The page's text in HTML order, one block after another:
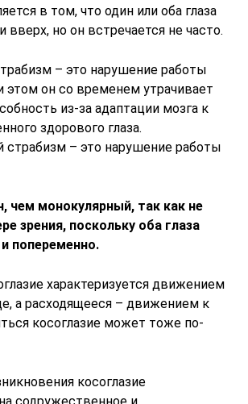
в том, что один или оба глаза
вверх, но он встречается не часто.
– это нарушение работы
этом он со временем утрачивает
из-за адаптации мозга к
здорового глаза.
страбизм – это нарушение работы
чем монокулярный, так как не
зрения, поскольку оба глаза
попеременно.
характеризуется движением
а расходящееся – движением к
косоглазие может тоже по-
косоглазие